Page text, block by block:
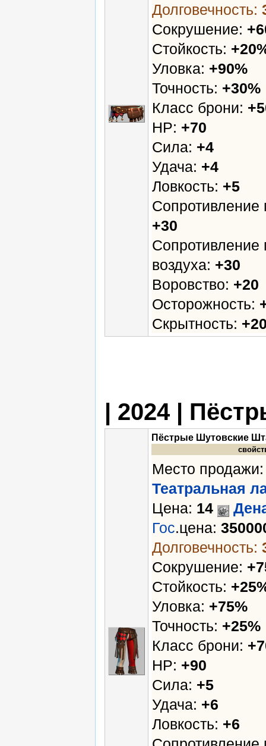
Долговечность:
Сокрушение:
Стойкость:
Уловка: +90%
Точность: +30%
Класс брони:
HP: +70
Сила: +4
Удача: +4
Ловкость: +5
Сопротивление
+30
Сопротивление
воздуха: +30
Воровство: +20
Осторожность:
Скрытность:
| 2024 |
Пёстрые Шутовские
Место продажи:
Театральная
Цена: 14
Гос.цена:
Долговечность:
Сокрушение:
Стойкость:
Уловка: +75%
Точность: +25%
Класс брони:
HP: +90
Сила: +5
Удача: +6
Ловкость: +6